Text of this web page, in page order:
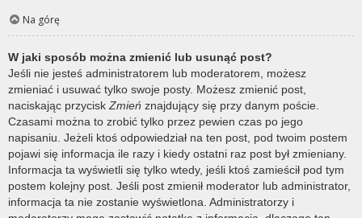
Na górę
W jaki sposób można zmienić lub usunąć post?
Jeśli nie jesteś administratorem lub moderatorem, możesz
zmieniać i usuwać tylko swoje posty. Możesz zmienić post,
naciskając przycisk Zmień znajdujący się przy danym poście.
Czasami można to zrobić tylko przez pewien czas po jego
napisaniu. Jeżeli ktoś odpowiedział na ten post, pod twoim postem
pojawi się informacja ile razy i kiedy ostatni raz post był zmieniany.
Informacja ta wyświetli się tylko wtedy, jeśli ktoś zamieścił pod tym
postem kolejny post. Jeśli post zmienił moderator lub administrator,
informacja ta nie zostanie wyświetlona. Administratorzy i